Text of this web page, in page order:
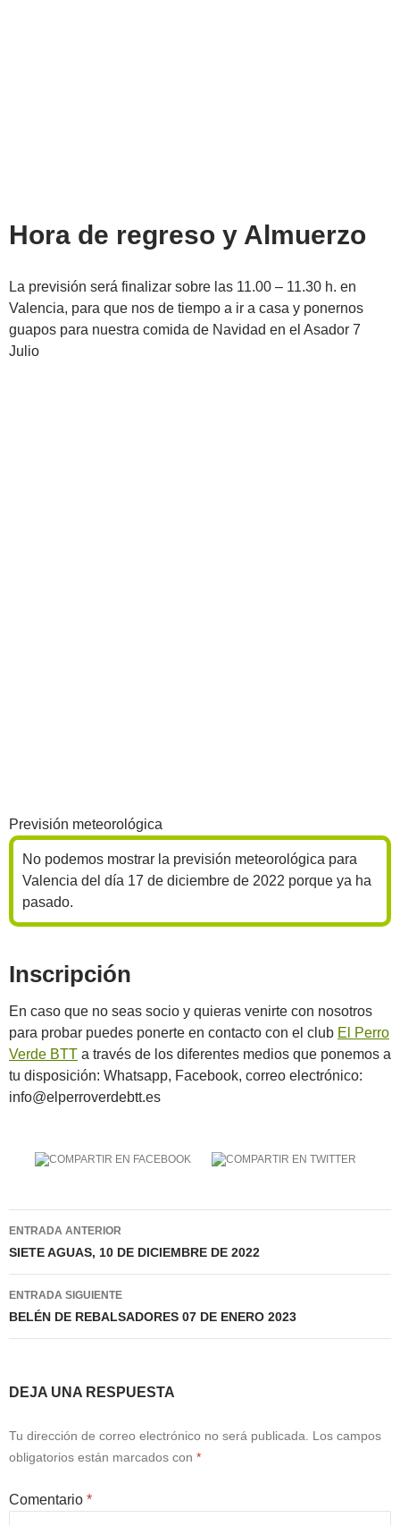
Hora de regreso y Almuerzo
La previsión será finalizar sobre las 11.00 – 11.30 h. en
Valencia, para que nos de tiempo a ir a casa y ponernos
guapos para nuestra comida de Navidad en el Asador 7
Julio
Previsión meteorológica
No podemos mostrar la previsión meteorológica para
Valencia del día 17 de diciembre de 2022 porque ya ha
pasado.
Inscripción
En caso que no seas socio y quieras venirte con nosotros
para probar puedes ponerte en contacto con el club El Perro
Verde BTT a través de los diferentes medios que ponemos a
tu disposición: Whatsapp, Facebook, correo electrónico:
info@elperroverdebtt.es
Navegación
de
entradas
ENTRADA ANTERIOR
SIETE AGUAS, 10 DE DICIEMBRE DE 2022
ENTRADA SIGUIENTE
BELÉN DE REBALSADORES 07 DE ENERO 2023
DEJA UNA RESPUESTA
Tu dirección de correo electrónico no será publicada.
Los campos
obligatorios están marcados con *
Comentario *